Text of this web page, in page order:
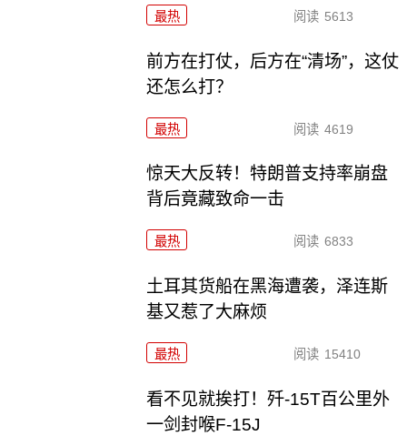
最热 阅读 5613
前方在打仗，后方在“清场”，这仗
还怎么打？
最热 阅读 4619
惊天大反转！特朗普支持率崩盘
背后竟藏致命一击
最热 阅读 6833
土耳其货船在黑海遭袭，泽连斯
基又惹了大麻烦
最热 阅读 15410
看不见就挨打！歼-15T百公里外
一剑封喉F-15J